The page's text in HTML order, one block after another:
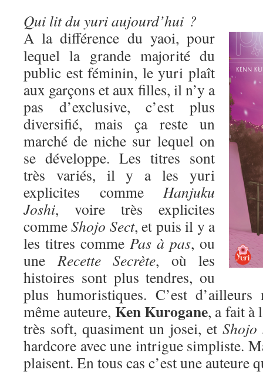
Qui lit du yuri aujourd’hui ?
A la différence du yaoi, pour
lequel la grande majorité du
public est féminin, le yuri plaît
aux garçons et aux filles, il n’y a
pas d’exclusive, c’est plus
diversifié, mais ça reste un
marché de niche sur lequel on
se développe. Les titres sont
très variés, il y a les yuri
explicites comme Hanjuku
Joshi, voire très explicites
commeShojo Sect, et puis il y a
les titres comme Pas à pas, ou
uneRecette Secrète, où les
histoires sont plus tendres, ou
plus humoristiques. C’est d’ailleurs
même auteure, Ken Kurogane, a fait à
très soft, quasiment un josei, et Shojo
hardcore avec une intrigue simpliste.
plaisent. En tous cas c’est une auteure